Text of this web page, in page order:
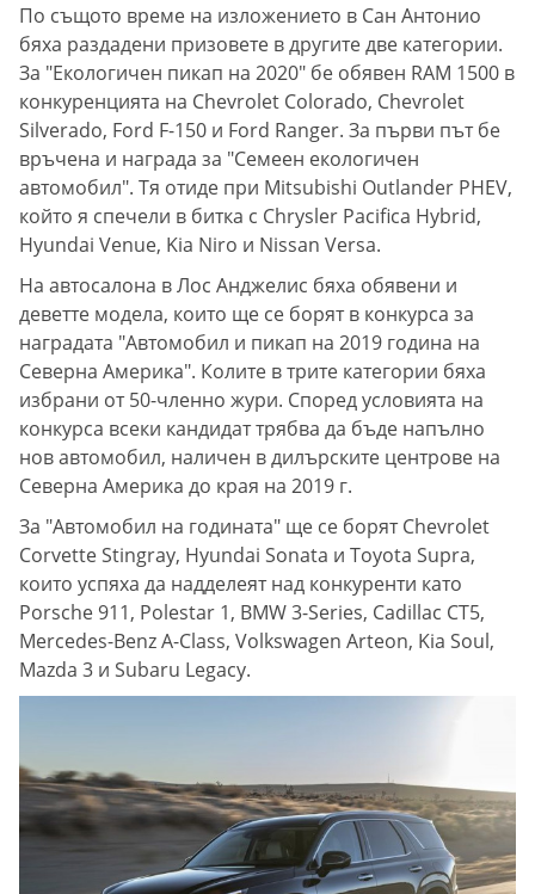
По същото време на изложението в Сан Антонио
бяха раздадени призовете в другите две категории.
За "Екологичен пикап на 2020" бе обявен RAM 1500 в
конкуренцията на Chevrolet Colorado, Chevrolet
Silverado, Ford F-150 и Ford Ranger. За първи път бе
връчена и награда за "Семеен екологичен
автомобил". Тя отиде при Mitsubishi Outlander PHEV,
който я спечели в битка с Chrysler Pacifica Hybrid,
Hyundai Venue, Kia Niro и Nissan Versa.
На автосалона в Лос Анджелис бяха обявени и
деветте модела, които ще се борят в конкурса за
наградата "Автомобил и пикап на 2019 година на
Северна Америка". Колите в трите категории бяха
избрани от 50-членно жури. Според условията на
конкурса всеки кандидат трябва да бъде напълно
нов автомобил, наличен в дилърските центрове на
Северна Америка до края на 2019 г.
За "Автомобил на годината" ще се борят Chevrolet
Corvette Stingray, Hyundai Sonata и Toyota Supra,
които успяха да надделеят над конкуренти като
Porsche 911, Polestar 1, BMW 3-Series, Cadillac CT5,
Mercedes-Benz A-Class, Volkswagen Arteon, Kia Soul,
Mazda 3 и Subaru Legacy.